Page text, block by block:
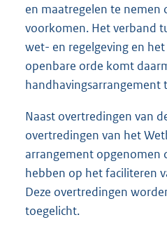
en maatregelen te nemen
voorkomen. Het verband
wet- en regelgeving en
openbare orde komt
handhavingsarrangement
Naast overtredingen van
overtredingen van het
arrangement opgenomen
hebben op het faciliteren
Deze overtredingen
toegelicht.